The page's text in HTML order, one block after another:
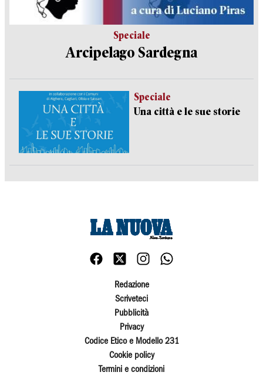
Speciale
Arcipelago Sardegna
Speciale
Una città e le sue storie
Redazione
Scriveteci
Pubblicità
Privacy
Codice Etico e Modello 231
Cookie policy
Termini e condizioni